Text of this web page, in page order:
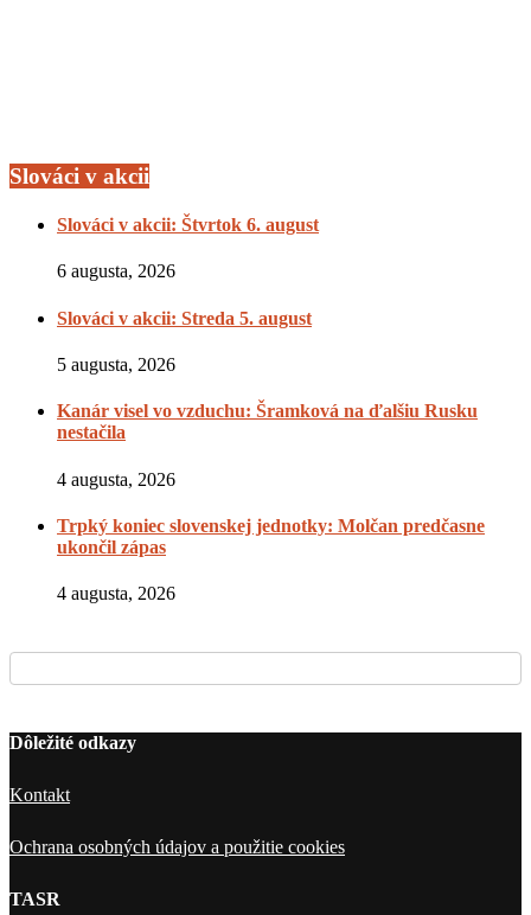
Slováci v akcii
Slováci v akcii: Štvrtok 6. august
6 augusta, 2026
Slováci v akcii: Streda 5. august
5 augusta, 2026
Kanár visel vo vzduchu: Šramková na ďalšiu Rusku
nestačila
4 augusta, 2026
Trpký koniec slovenskej jednotky: Molčan predčasne
ukončil zápas
4 augusta, 2026
Dôležité odkazy
Kontakt
Ochrana osobných údajov a použitie cookies
TASR